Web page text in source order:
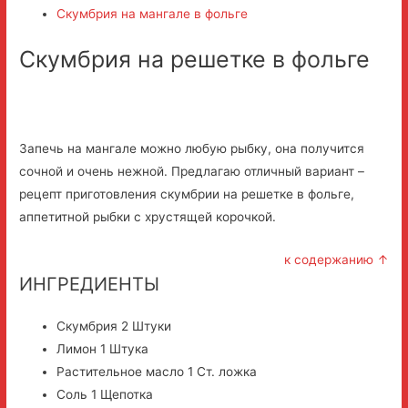
Скумбрия на мангале в фольге
Скумбрия на решетке в фольге
Запечь на мангале можно любую рыбку, она получится
сочной и очень нежной. Предлагаю отличный вариант –
рецепт приготовления скумбрии на решетке в фольге,
аппетитной рыбки с хрустящей корочкой.
к содержанию ↑
ИНГРЕДИЕНТЫ
Скумбрия 2 Штуки
Лимон 1 Штука
Растительное масло 1 Ст. ложка
Соль 1 Щепотка